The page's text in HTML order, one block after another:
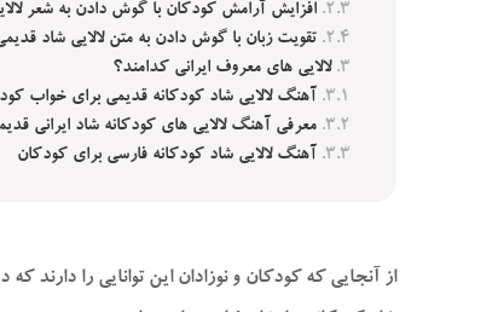
افزایش آرامش کودکان با گوش دادن به شعر
تقویت زبان با گوش دادن به متن لالایی شاد
لالایی‌ های معروف ایرانی کدامند؟
آهنگ لالایی شاد کودکانه قدیمی برای خواب
معرفی آهنگ لالایی های کودکانه شاد ایرانی
آهنگ لالایی شاد کودکانه فارسی برای کودکان
از آنجایی که کودکان و نوزادان این توانایی را